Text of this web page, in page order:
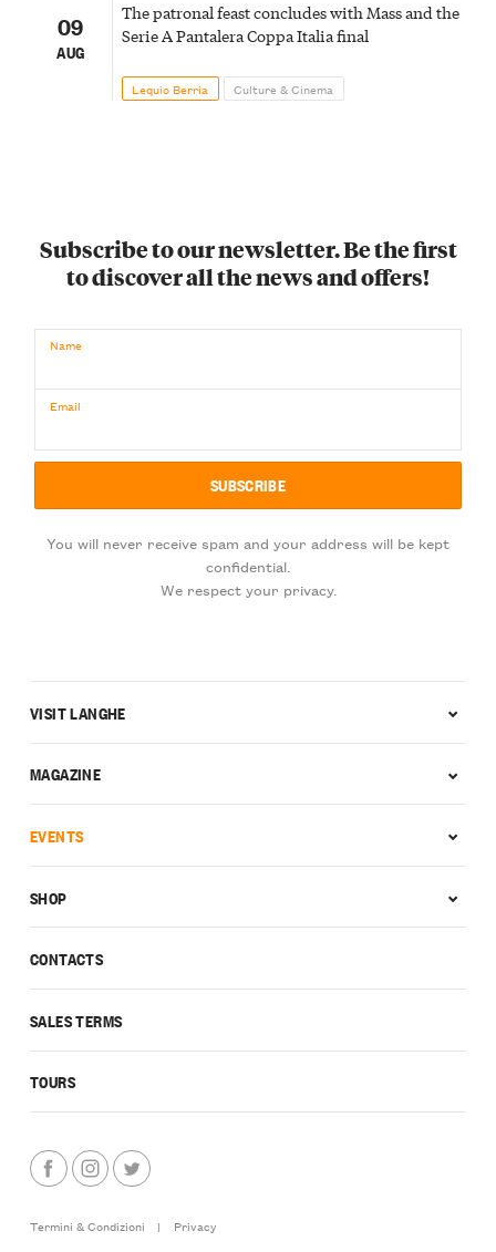
09
AUG
The patronal feast concludes with Mass and the
Serie A Pantalera Coppa Italia final
Lequio Berria Culture & Cinema
Subscribe to our newsletter. Be the first
to discover all the news and offers!
Name
Email
You will never receive spam and your address will be kept
confidential.
We respect your privacy.
CONTACTS
SALES TERMS
TOURS
VISIT LANGHE
MAGAZINE
EVENTS
SHOP
Termini & Condizioni |
Privacy